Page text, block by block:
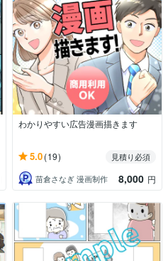
わかりやすい広告漫画描きます
5.0(19)
見積り必須
苗倉さなぎ 漫画制作
8,000 円